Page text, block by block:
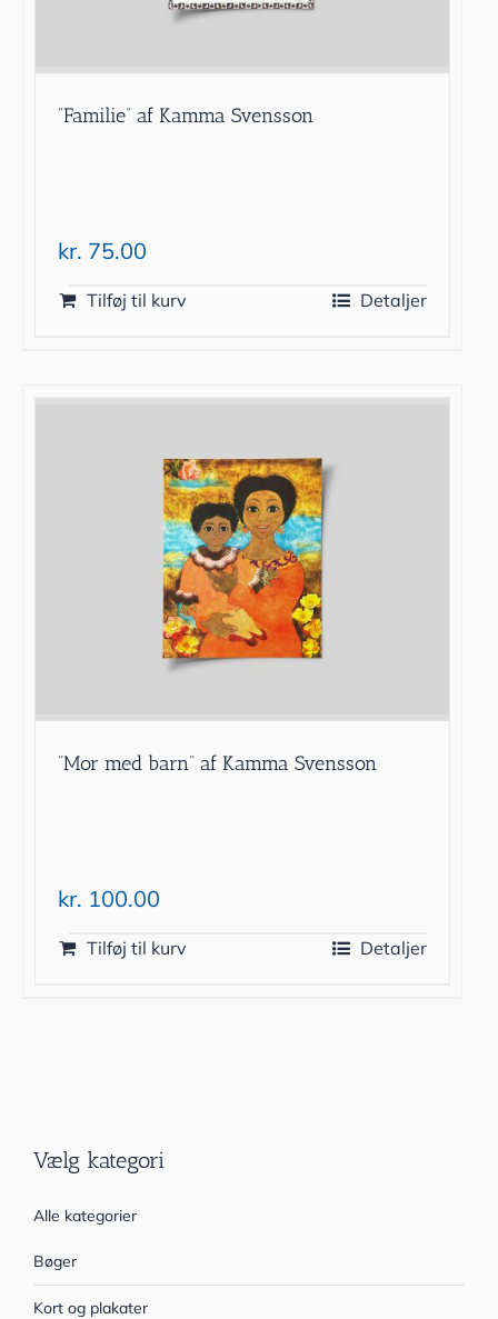
”Familie” af Kamma Svensson
kr. 75.00
Tilføj til kurv Detaljer
”Mor med barn” af Kamma Svensson
kr. 100.00
Tilføj til kurv Detaljer
Vælg kategori
Alle kategorier
Bøger
Kort og plakater